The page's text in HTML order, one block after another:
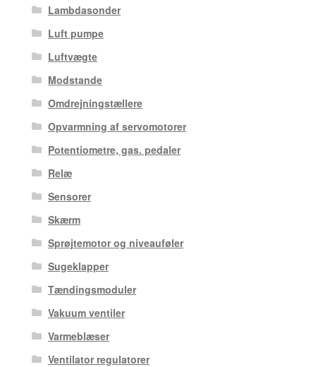
Lambdasonder
Luft pumpe
Luftvægte
Modstande
Omdrejningstællere
Opvarmning af servomotorer
Potentiometre, gas. pedaler
Relæ
Sensorer
Skærm
Sprøjtemotor og niveauføler
Sugeklapper
Tændingsmoduler
Vakuum ventiler
Varmeblæser
Ventilator regulatorer